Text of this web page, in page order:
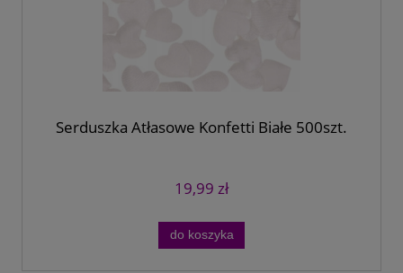
Serduszka Atłasowe Konfetti Białe 500szt.
19,99 zł
do koszyka